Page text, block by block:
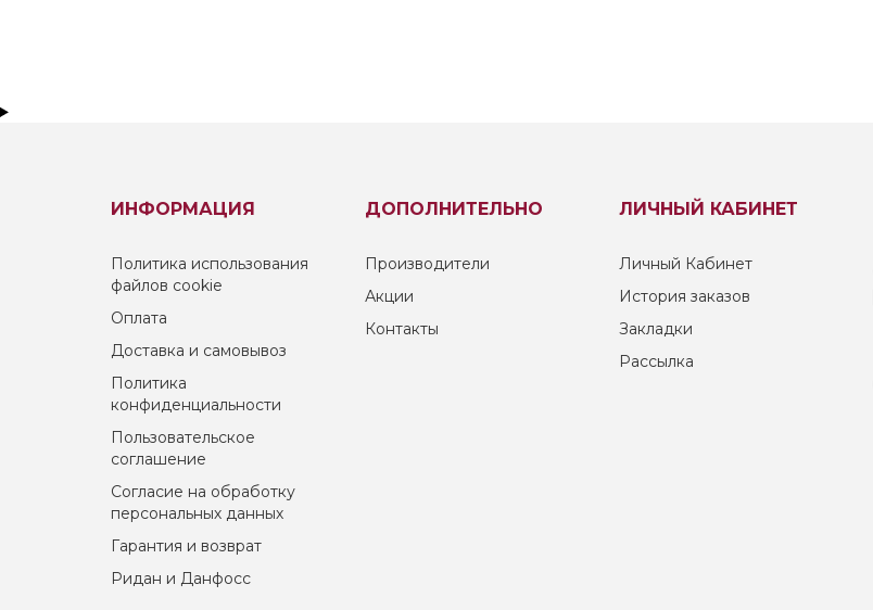
ИНФОРМАЦИЯ
Политика использования
файлов cookie
Оплата
Доставка и самовывоз
Политика
конфиденциальности
Пользовательское
соглашение
Согласие на обработку
персональных данных
Гарантия и возврат
Ридан и Данфосс
ДОПОЛНИТЕЛЬНО
Производители
Акции
Контакты
ЛИЧНЫЙ КАБИНЕТ
Личный Кабинет
История заказов
Закладки
Рассылка